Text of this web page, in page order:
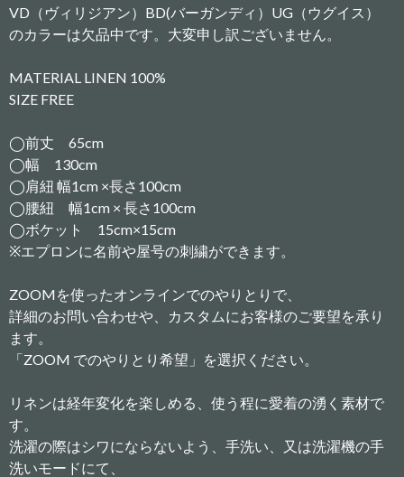
VD（ヴィリジアン）BD(バーガンディ）UG（ウグイス）
のカラーは欠品中です。大変申し訳ございません。
MATERIAL LINEN 100%
SIZE FREE
◯前丈 65cm
◯幅 130cm
◯肩紐 幅1cm ×長さ100cm
◯腰紐 幅1cm × 長さ100cm
◯ボケット 15cm×15cm
※エプロンに名前や屋号の刺繍ができます。
ZOOMを使ったオンラインでのやりとりで、
詳細のお問い合わせや、カスタムにお客様のご要望を承り
ます。
「ZOOM でのやりとり希望」を選択ください。
リネンは経年変化を楽しめる、使う程に愛着の湧く素材で
す。
洗濯の際はシワにならないよう、手洗い、又は洗濯機の手
洗いモードにて、